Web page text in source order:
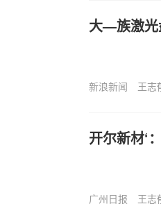
大—族激光
新浪新闻 王志
开尔新材‘
广州日报 王志